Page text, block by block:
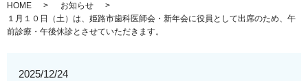
HOME
お知らせ
１月１０日（土）は、姫路市歯科医師会・新年会に役員として出席のため、午
前診療・午後休診とさせていただきます。
2025/12/24